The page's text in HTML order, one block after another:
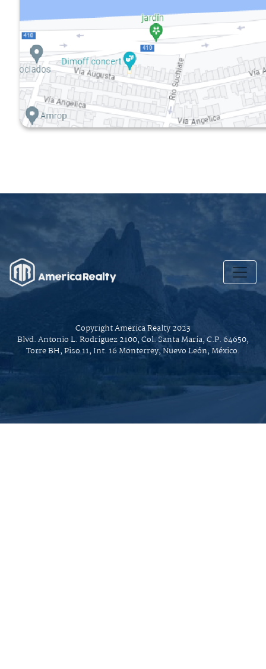
Copyright America Realty 2023
Blvd. Antonio L. Rodríguez 2100, Col. Santa María, C.P. 64650,
Torre BH, Piso 11, Int. 16 Monterrey, Nuevo León, México.